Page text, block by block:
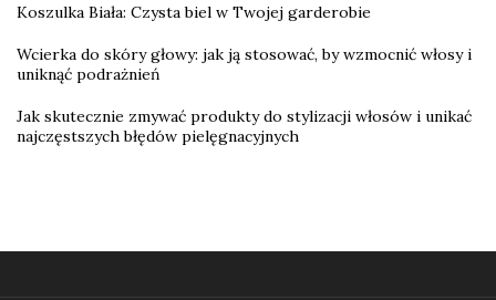
Koszulka Biała: Czysta biel w Twojej garderobie
Wcierka do skóry głowy: jak ją stosować, by wzmocnić włosy i
uniknąć podrażnień
Jak skutecznie zmywać produkty do stylizacji włosów i unikać
najczęstszych błędów pielęgnacyjnych